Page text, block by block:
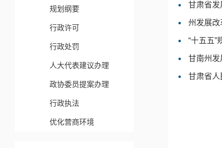
规划纲要
行政许可
行政处罚
人大代表建议办理
政协委员提案办理
行政执法
优化营商环境
甘肃省发
州发展改
“十五五”
甘南州发
甘肃省